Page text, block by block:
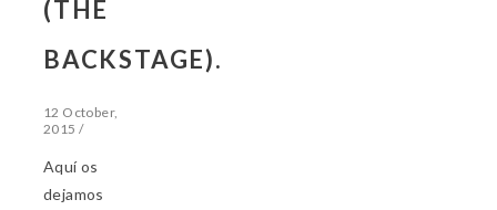
(THE
BACKSTAGE).
12 October,
2015 /
Aquí os
dejamos